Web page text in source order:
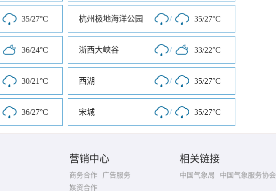
35/27°C 杭州极地海洋公园 / 35/27°C
36/24°C 浙西大峡谷 / 33/22°C
30/21°C 西湖 / 35/27°C
36/27°C 宋城 / 35/27°C
营销中心
商务合作
广告服务
媒资合作
相关链接
中国气象局 中国气象服务协会